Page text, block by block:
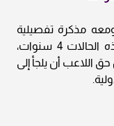
مذكرة تفصيلية
لهذا القرار، وأقصى عقوبة في مثل هذه الحالات 4 سنوات،
اللاعب أن يلجأ إلى